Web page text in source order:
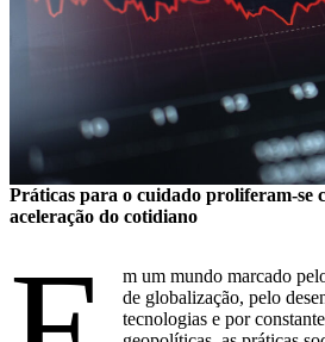
Práticas para o cuidado proliferam-se
aceleração do cotidiano
m um mundo marcado
de globalização, pelo
tecnologias e por